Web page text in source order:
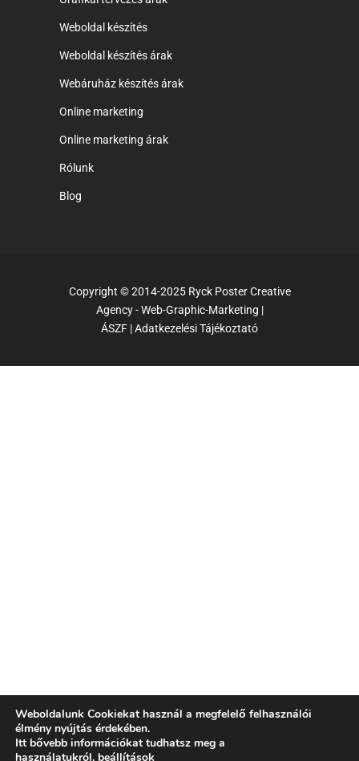
Weboldal készítés
Weboldal készítés árak
Webáruház készítés árak
Online marketing
Online marketing árak
Rólunk
Blog
Copyright © 2014-2025 Ryck Poster Creative
Agency - Web-Graphic-Marketing |
ÁSZF |Adatkezelési Tájékoztató
Weboldalunk Cookiekat használ a megfelelő felhasználói
élmény nyújtás érdekében.
Itt bővebb információkat tudhatsz meg a
használatukról. beállítások